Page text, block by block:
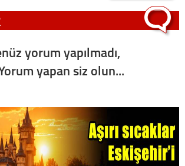
yorum yapılmadı,
yapan siz olun...